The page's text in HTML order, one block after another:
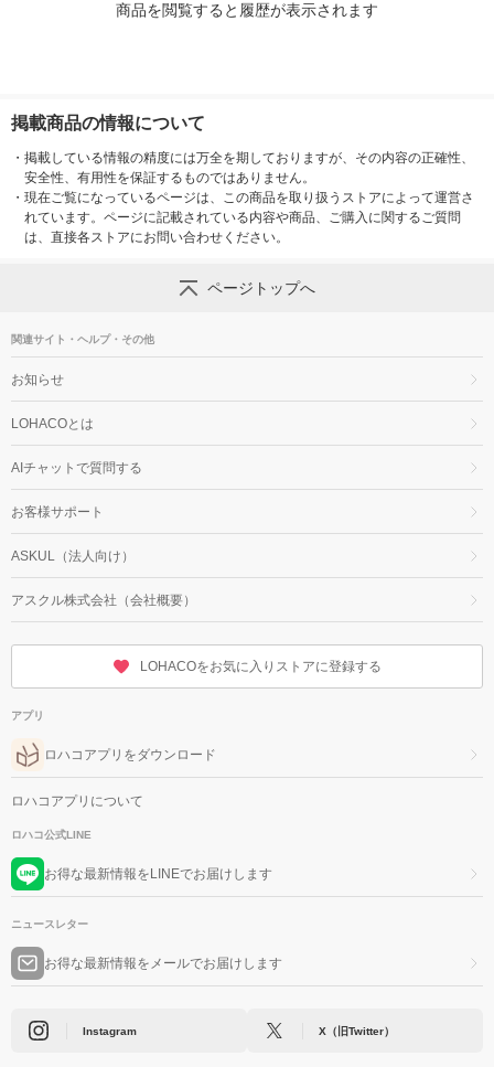
商品を閲覧すると履歴が表示されます
掲載商品の情報について
・ 掲載している情報の精度には万全を期しておりますが、その内容の正確性、
安全性、有用性を保証するものではありません。
・ 現在ご覧になっているページは、この商品を取り扱うストアによって運営さ
れています。ページに記載されている内容や商品、ご購入に関するご質問
は、直接各ストアにお問い合わせください。
ページトップへ
関連サイト・ヘルプ・その他
お知らせ
LOHACOとは
AIチャットで質問する
お客様サポート
ASKUL（法人向け）
アスクル株式会社（会社概要）
LOHACOをお気に入りストアに登録する
アプリ
ロハコアプリをダウンロード
ロハコアプリについて
ロハコ公式LINE
お得な最新情報をLINEでお届けします
ニュースレター
お得な最新情報をメールでお届けします
Instagram X（旧Twitter）